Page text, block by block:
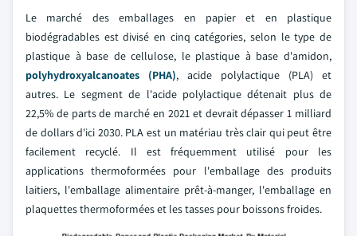
Le marché des emballages en papier et en plastique
biodégradables est divisé en cinq catégories, selon le type de
plastique à base de cellulose, le plastique à base d'amidon,
polyhydroxyalcanoates (PHA), acide polylactique (PLA) et
autres. Le segment de l'acide polylactique détenait plus de
22,5% de parts de marché en 2021 et devrait dépasser 1 milliard
de dollars d'ici 2030. PLA est un matériau très clair qui peut être
facilement recyclé. Il est fréquemment utilisé pour les
applications thermoformées pour l'emballage des produits
laitiers, l'emballage alimentaire prêt-à-manger, l'emballage en
plaquettes thermoformées et les tasses pour boissons froides.